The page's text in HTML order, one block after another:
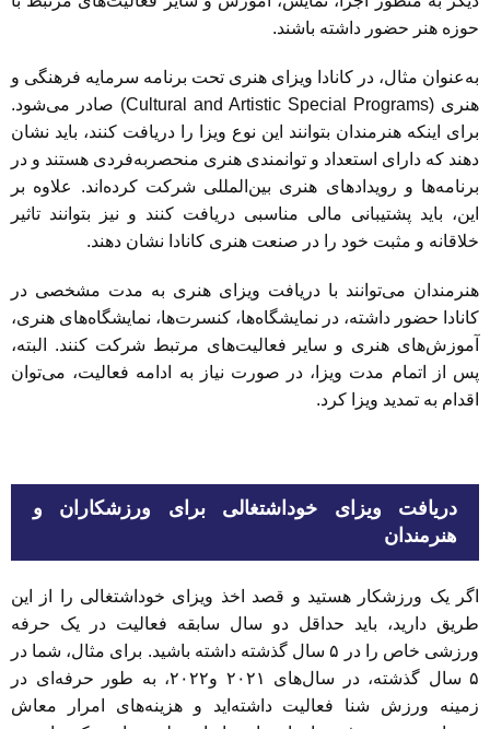
حوزه هنر حضور داشته باشند.
به‌عنوان مثال، در کانادا ویزای هنری تحت برنامه سرمایه فرهنگی و
هنری (Cultural and Artistic Special Programs) صادر می‌شود.
برای اینکه هنرمندان بتوانند این نوع ویزا را دریافت کنند، باید نشان
دهند که دارای استعداد و توانمندی هنری منحصر‌به‌فردی هستند و در
برنامه‌ها و رویدادهای هنری بین‌المللی شرکت کرده‌اند. علاوه بر
این، باید پشتیبانی مالی مناسبی دریافت کنند و نیز بتوانند تاثیر
خلاقانه و مثبت خود را در صنعت هنری کانادا نشان دهند.
هنرمندان می‌توانند با دریافت ویزای هنری به مدت مشخصی در
کانادا حضور داشته، در نمایشگاه‌ها، کنسرت‌ها، نمایشگاه‌های هنری،
آموزش‌های هنری و سایر فعالیت‌های مرتبط شرکت کنند. البته،
پس از اتمام مدت ویزا، در صورت نیاز به ادامه فعالیت، می‌توان
اقدام به تمدید ویزا کرد.
دریافت ویزای خوداشتغالی برای ورزشکاران و
هنرمندان
اگر یک ورزشکار هستید و قصد اخذ ویزای خوداشتغالی را از این
طریق دارید، باید حداقل دو سال سابقه فعالیت در یک حرفه
ورزشی خاص را در ۵ سال گذشته داشته باشید. برای مثال، شما در
۵ سال گذشته، در سال‌های ۲۰۲۱ و۲۰۲۲، به طور حرفه‌ای در
زمینه ورزش شنا فعالیت داشته‌اید و هزینه‌های امرار معاش